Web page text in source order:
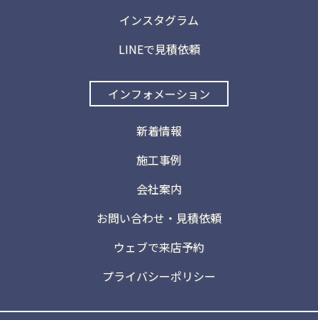
インスタグラム
LINEで見積依頼
インフォメーション
新着情報
施工事例
会社案内
お問い合わせ・見積依頼
ウェブで来店予約
プライバシーポリシー